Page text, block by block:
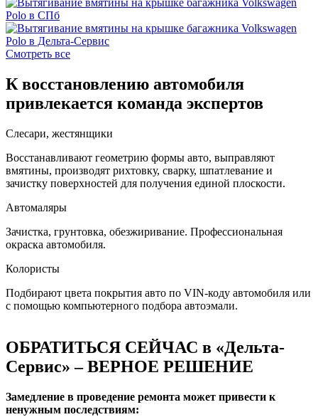
Смотреть все
К восстановлению автомобиля
привлекается команда экспертов
Слесари, жестянщики
Восстанавливают геометрию формы авто, выправляют
вмятины, производят рихтовку, сварку, шпатлевание и
зачистку поверхностей для получения единой плоскости.
Автомаляры
Зачистка, грунтовка, обезжиривание. Профессиональная
окраска автомобиля.
Колористы
Подбирают цвета покрытия авто по VIN-коду автомобиля или
с помощью компьютерного подбора автоэмали.
ОБРАТИТЬСЯ СЕЙЧАС в «Дельта-
Сервис» – ВЕРНОЕ РЕШЕНИЕ
Замедление в проведение ремонта может привести к
ненужным последствиям: